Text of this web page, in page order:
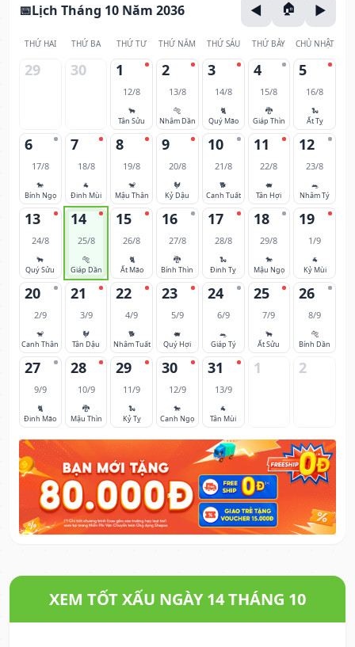
Lịch Tháng 10 Năm 2036
THỨ HAI THỨ BA THỨ TƯ THỨ NĂM THỨ SÁU THỨ BẢY CHỦ NHẬT
29 30 1
12/8
🐂
Tân Sửu
2
13/8
🐅
Nhâm Dần
3
14/8
🐈
Quý Mão
4
15/8
🐉
Giáp Thìn
5
16/8
🐍
Ất Tỵ
6
17/8
🐎
Bính Ngọ
7
18/8
🐐
Đinh Mùi
8
19/8
🐒
Mậu Thân
9
20/8
🐓
Kỷ Dậu
10
21/8
🐕
Canh Tuất
11
22/8
🐖
Tân Hợi
12
23/8
🐀
Nhâm Tý
13
24/8
🐂
Quý Sửu
14
25/8
🐅
Giáp Dần
15
26/8
🐈
Ất Mão
16
27/8
🐉
Bính Thìn
17
28/8
🐍
Đinh Tỵ
18
29/8
🐎
Mậu Ngọ
19
1/9
🐐
Kỷ Mùi
20
2/9
🐒
Canh Thân
21
3/9
🐓
Tân Dậu
22
4/9
🐕
Nhâm Tuất
23
5/9
🐖
Quý Hợi
24
6/9
🐀
Giáp Tý
25
7/9
🐂
Ất Sửu
26
8/9
🐅
Bính Dần
27
9/9
🐈
Đinh Mão
28
10/9
🐉
Mậu Thìn
29
11/9
🐍
Kỷ Tỵ
30
12/9
🐎
Canh Ngọ
31
13/9
🐐
Tân Mùi
1 2
XEM TỐT XẤU NGÀY 14 THÁNG 10